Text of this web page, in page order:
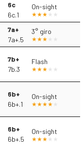
6c
6c.1
On-sight
7a+
7a+.5
3° giro
7b+
7b.3
Flash
6b+
6b+.1
On-sight
6b+
6b+.5
On-sight